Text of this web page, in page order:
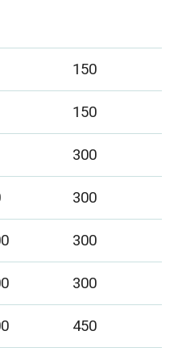
150
150
300
300
300
300
450